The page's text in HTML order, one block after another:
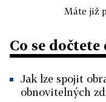
Máte již
Co se dočtete
Jak lze spojit
obnovitelných